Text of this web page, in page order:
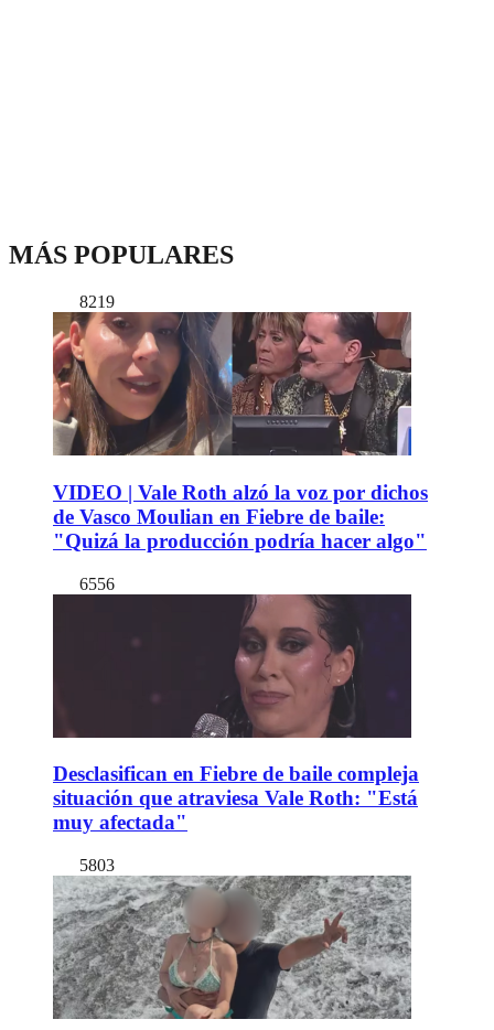
MÁS POPULARES
8219
VIDEO | Vale Roth alzó la voz por dichos
de Vasco Moulian en Fiebre de baile:
"Quizá la producción podría hacer algo"
6556
Desclasifican en Fiebre de baile compleja
situación que atraviesa Vale Roth: "Está
muy afectada"
5803